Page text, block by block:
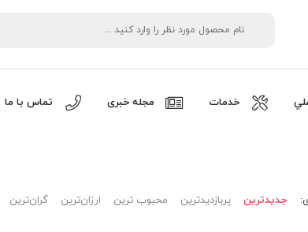
خدمات مجله خبری تماس با ما
جدیدترین پربازدیدترین محبوب ترین ارزان‌ترین گران‌ترین